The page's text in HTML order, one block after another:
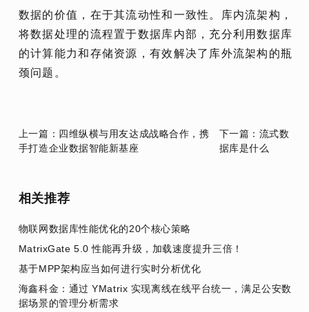
数据的价值，在于其流动性和一致性。库内流架构，
将数据处理的流程置于数据库内部，充分利用数据库
的计算能力和存储资源，有效解决了库外流架构的瓶
颈问题。
上一篇：四维纵横与用友达成战略合作，携
手打造企业数据智能新基座
下一篇：流式数
据库是什么
相关推荐
物联网数据库性能优化的20个核心策略
MatrixGate 5.0 性能再升级，加载速度提升三倍！
基于MPP架构应当如何进行实时分析优化
海鑫科金：通过 YMatrix 实现离线在线平台统一，满足公安数
据场景的管理分析需求